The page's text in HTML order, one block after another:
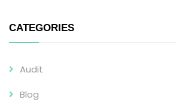
CATEGORIES
Audit
Blog